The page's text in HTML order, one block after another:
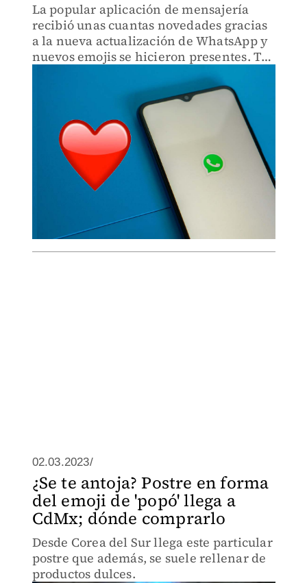
La popular aplicación de mensajería
recibió unas cuantas novedades gracias
a la nueva actualización de WhatsApp y
nuevos emojis se hicieron presentes. Te
02.03.2023/
¿Se te antoja? Postre en forma
del emoji de 'popó' llega a
CdMx; dónde comprarlo
Desde Corea del Sur llega este particular
postre que además, se suele rellenar de
productos dulces.